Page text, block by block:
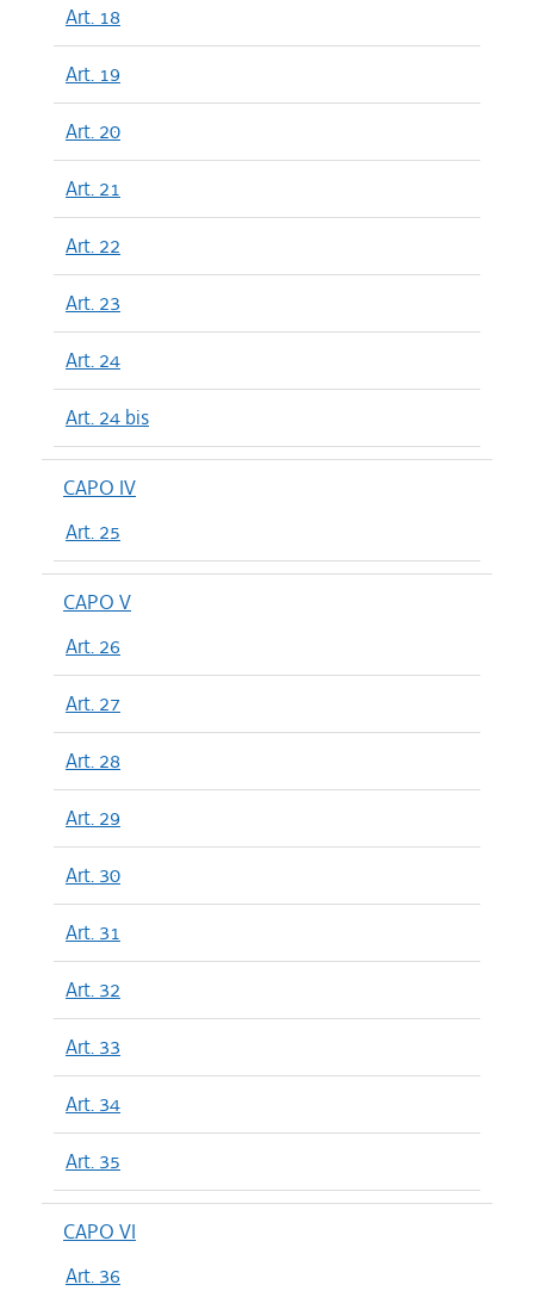
Art. 18
Art. 19
Art. 20
Art. 21
Art. 22
Art. 23
Art. 24
Art. 24 bis
CAPO IV
Art. 25
CAPO V
Art. 26
Art. 27
Art. 28
Art. 29
Art. 30
Art. 31
Art. 32
Art. 33
Art. 34
Art. 35
CAPO VI
Art. 36